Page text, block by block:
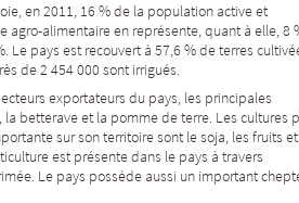
en 2011, 16 % de la population active et
agro-alimentaireen représente, quant à elle, 8
Le pays est recouvert à 57,6 % de terres
de 2 454 000 sont irrigués.
exportateurs du pays, les principales
, la betteraveet la pomme de terre. Les cultures
sur son territoire sont lesoja, les fruits
est présente dans le pays à travers
. Le pays possède aussi un important